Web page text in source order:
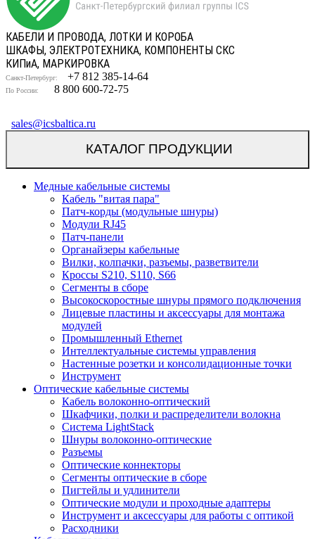
КАБЕЛИ И ПРОВОДА, ЛОТКИ И КОРОБА
ШКАФЫ, ЭЛЕКТРОТЕХНИКА, КОМПОНЕНТЫ СКС
КИПиА, МАРКИРОВКА
Санкт-Петербург: +7 812 385-14-64
По России: 8 800 600-72-75
sales@icsbaltica.ru
КАТАЛОГ ПРОДУКЦИИ
Медные кабельные системы
Кабель "витая пара"
Патч-корды (модульные шнуры)
Модули RJ45
Патч-панели
Органайзеры кабельные
Вилки, колпачки, разъемы, разветвители
Кроссы S210, S110, S66
Сегменты в сборе
Высокоскоростные шнуры прямого подключения
Лицевые пластины и аксессуары для монтажа
модулей
Промышленный Ethernet
Интеллектуальные системы управления
Настенные розетки и консолидационные точки
Инструмент
Оптические кабельные системы
Кабель волоконно-оптический
Шкафчики, полки и распределители волокна
Система LightStack
Шнуры волоконно-оптические
Разъемы
Оптические коннекторы
Сегменты оптические в сборе
Пигтейлы и удлинители
Оптические модули и проходные адаптеры
Инструмент и аксессуары для работы с оптикой
Расходники